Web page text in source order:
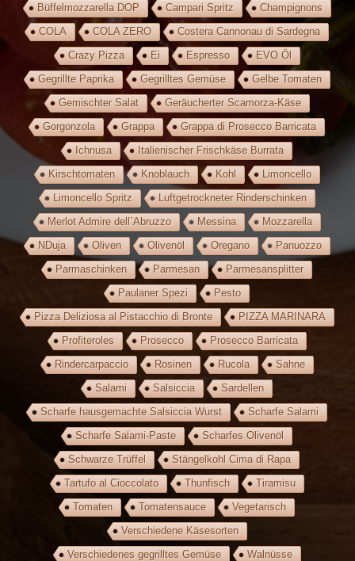
Büffelmozzarella DOP
Campari Spritz
Champignons
COLA
COLA ZERO
Costera Cannonau di Sardegna
Crazy Pizza
Ei Espresso
EVO Öl
Gegrillte Paprika
Gegrilltes Gemüse
Gelbe Tomaten
Gemischter Salat
Geräucherter Scamorza-Käse
Gorgonzola
Grappa
Grappa di Prosecco Barricata
Ichnusa
Italienischer Frischkäse Burrata
Kirschtomaten
Knoblauch Kohl
Limoncello
Limoncello Spritz
Luftgetrockneter Rinderschinken
Merlot Admire dell`Abruzzo
Messina
Mozzarella
NDuja
Oliven Olivenöl Oregano
Panuozzo
Parmaschinken
Parmesan
Parmesansplitter
Paulaner Spezi
Pesto
Pizza Deliziosa al Pistacchio di Bronte
PIZZA MARINARA
Profiteroles
Prosecco
Prosecco Barricata
Rindercarpaccio
Rosinen Rucola
Sahne
Salami
Salsiccia
Sardellen
Scharfe hausgemachte Salsiccia Wurst
Scharfe Salami
Scharfe Salami-Paste
Scharfes Olivenöl
Schwarze Trüffel
Stängelkohl Cima di Rapa
Tartufo al Cioccolato
Thunfisch
Tiramisu
Tomaten
Tomatensauce
Vegetarisch
Verschiedene Käsesorten
Verschiedenes gegrilltes Gemüse
Walnüsse